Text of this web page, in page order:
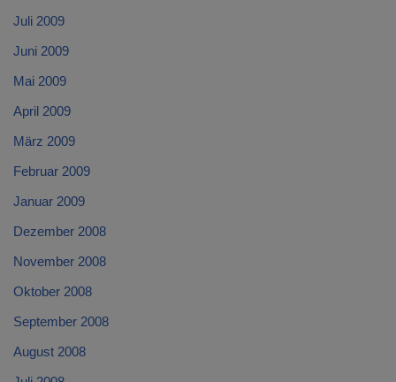
Juli 2009
Juni 2009
Mai 2009
April 2009
März 2009
Februar 2009
Januar 2009
Dezember 2008
November 2008
Oktober 2008
September 2008
August 2008